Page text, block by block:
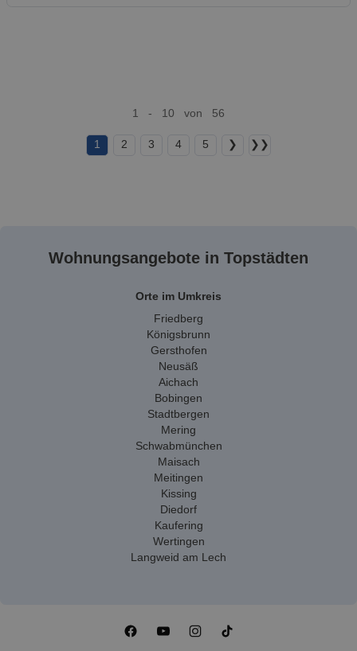
1 - 10 von 56
1 2 3 4 5 ❯ ❯❯
Wohnungsangebote in Topstädten
Orte im Umkreis
Friedberg
Königsbrunn
Gersthofen
Neusäß
Aichach
Bobingen
Stadtbergen
Mering
Schwabmünchen
Maisach
Meitingen
Kissing
Diedorf
Kaufering
Wertingen
Langweid am Lech